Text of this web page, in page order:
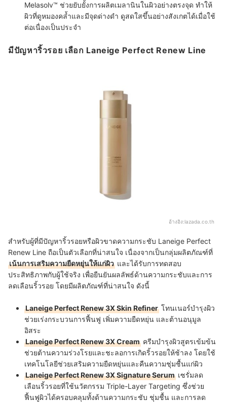
Melasolv™ ช่วยยับยั้งการผลิตเมลานินในผิวอย่างตรงจุด ทำให้
ผิวที่ดูหมองคล้ำและมีจุดด่างดำ ดูสดใสขึ้นอย่างสังเกตได้เมื่อใช้
ต่อเนื่องเป็นประจำ
มีปัญหาริ้วรอย เลือก Laneige Perfect Renew Line
อ้างอิง:lazada.co.th
สำหรับผู้ที่มีปัญหาริ้วรอยหรือผิวขาดความกระชับ Laneige Perfect
Renew Line ถือเป็นตัวเลือกที่น่าสนใจ เนื่องจากเป็นกลุ่มผลิตภัณฑ์ที่
เน้นการเสริมความยืดหยุ่นให้แก่ผิว และได้รับการทดสอบ
ประสิทธิภาพกับผู้ใช้จริง เพื่อยืนยันผลลัพธ์ด้านความกระชับและการ
ลดเลือนริ้วรอย โดยมีผลิตภัณฑ์ที่น่าสนใจ ดังนี้
Laneige Perfect Renew 3X Skin Refiner โทนเนอร์บำรุงผิว
ช่วยเร่งกระบวนการฟื้นฟู เพิ่มความยืดหยุ่น และต้านอนุมูล
อิสระ
Laneige Perfect Renew 3X Cream ครีมบำรุงผิวสูตรเข้มข้น
ช่วยต้านความร่วงโรยและชะลอการเกิดริ้วรอยให้ช้าลง โดยใช้
เทคโนโลยีช่วยเสริมความยืดหยุ่นและคืนความชุ่มชื้นแก่ผิว
Laneige Perfect Renew 3X Signature Serum เซรั่มลด
เลือนริ้วรอยที่ใช้นวัตกรรม Triple-Layer Targeting ซึ่งช่วย
ฟื้นฟูผิวได้ครอบคลุมทั้งด้านความกระชับ ชุ่มชื้น และการลด